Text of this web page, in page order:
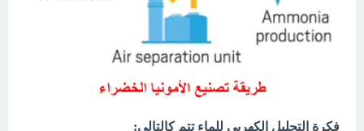
فكرة التحليل الكهربي للماء تتم كالتالي: